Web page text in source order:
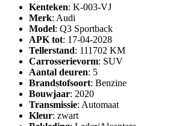
Kenteken: K-003-VJ
Merk: Audi
Model: Q3 Sportback
APK tot: 17-04-2028
Tellerstand: 111702 KM
Carrosserievorm: SUV
Aantal deuren: 5
Brandstofsoort: Benzine
Bouwjaar: 2020
Transmissie: Automaat
Kleur: zwart